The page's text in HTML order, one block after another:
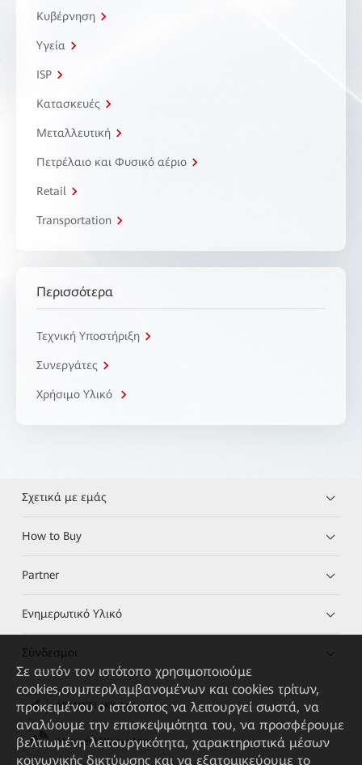
Κυβέρνηση
Υγεία
ISP
Κατασκευές
Μεταλλευτική
Πετρέλαιο και Φυσικό αέριο
Retail
Transportation
Περισσότερα
Τεχνική Υποστήριξη
Συνεργάτες
Χρήσιμο Υλικό
Σχετικά με εμάς
How to Buy
Partner
Ενημερωτικό Υλικό
Σύνδεσμοι
HUAWEI eKit App
Huawei HiKnow App
Σε αυτόν τον ιστότοπο χρησιμοποιούμε
cookies,συμπεριλαμβανομένων και cookies τρίτων,
προκειμένου ο ιστότοπος να λειτουργεί σωστά, να
αναλύουμε την επισκεψιμότητα του, να προσφέρουμε
βελτιωμένη λειτουργικότητα, χαρακτηριστικά μέσων
κοινωνικής δικτύωσης και να εξατομικεύουμε το